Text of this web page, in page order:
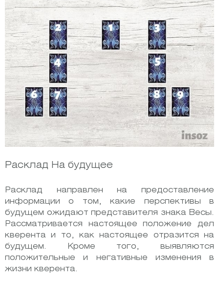
Расклад На будущее
Расклад направлен на предоставление
информации о том, какие перспективы в
будущем ожидают представителя знака Весы.
Рассматривается настоящее положение дел
кверента и то, как настоящее отразится на
будущем. Кроме того, выявляются
положительные и негативные изменения в
жизни кверента.